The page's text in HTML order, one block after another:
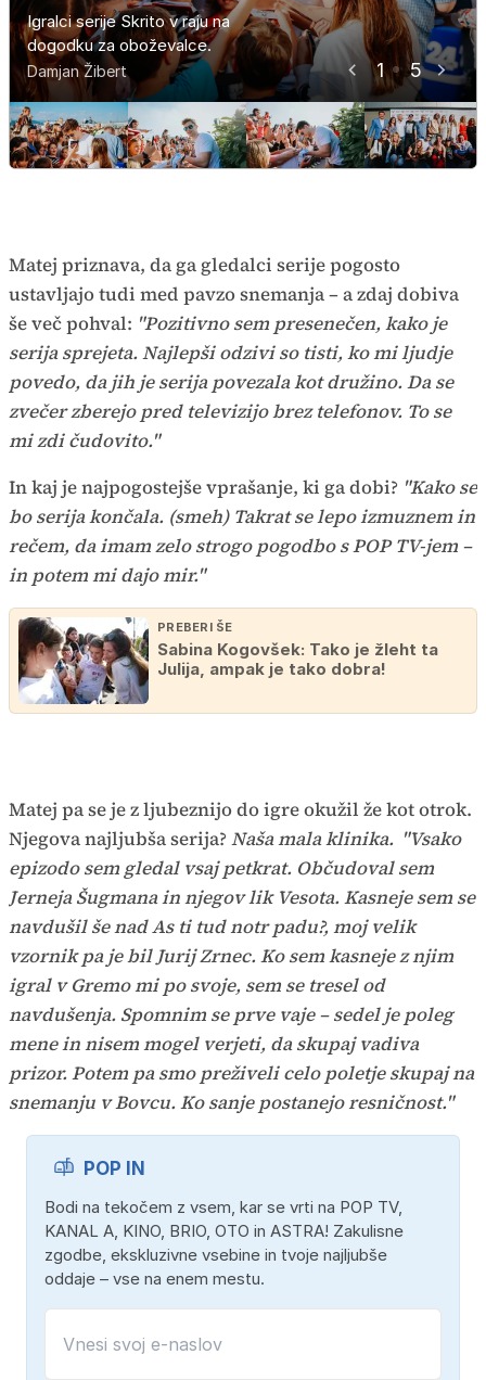
1 5
Igralci serije Skrito v raju na
dogodku za oboževalce.
Damjan Žibert
Igralci serije Skrito v raju na
dogodku za oboževalce.
Damjan Žibert
Igralci serije Skrito v raju na
dogodku za oboževalce.
Damjan Žibert
Igralci serije Skrito v raju na
dogodku za oboževalce.
Damjan Žibert
Igralci serije Skrito v raju na
dogodku za oboževalce.
Damjan Žibert
Matej priznava, da ga gledalci serije pogosto
ustavljajo tudi med pavzo snemanja – a zdaj dobiva
še več pohval: "Pozitivno sem presenečen, kako je
serija sprejeta. Najlepši odzivi so tisti, ko mi ljudje
povedo, da jih je serija povezala kot družino. Da se
zvečer zberejo pred televizijo brez telefonov. To se
mi zdi čudovito."
In kaj je najpogostejše vprašanje, ki ga dobi? "Kako se
bo serija končala. (smeh) Takrat se lepo izmuznem in
rečem, da imam zelo strogo pogodbo s POP TV-jem –
in potem mi dajo mir."
PREBERI ŠE
Sabina Kogovšek: Tako je žleht ta
Julija, ampak je tako dobra!
Matej pa se je z ljubeznijo do igre okužil že kot otrok.
Njegova najljubša serija? Naša mala klinika. "Vsako
epizodo sem gledal vsaj petkrat. Občudoval sem
Jerneja Šugmana in njegov lik Vesota. Kasneje sem se
navdušil še nad As ti tud notr padu?, moj velik
vzornik pa je bil Jurij Zrnec. Ko sem kasneje z njim
igral v Gremo mi po svoje, sem se tresel od
navdušenja. Spomnim se prve vaje – sedel je poleg
mene in nisem mogel verjeti, da skupaj vadiva
prizor. Potem pa smo preživeli celo poletje skupaj na
snemanju v Bovcu. Ko sanje postanejo resničnost."
POP IN
Bodi na tekočem z vsem, kar se vrti na POP TV,
KANAL A, KINO, BRIO, OTO in ASTRA! Zakulisne
zgodbe, ekskluzivne vsebine in tvoje najljubše
oddaje – vse na enem mestu.